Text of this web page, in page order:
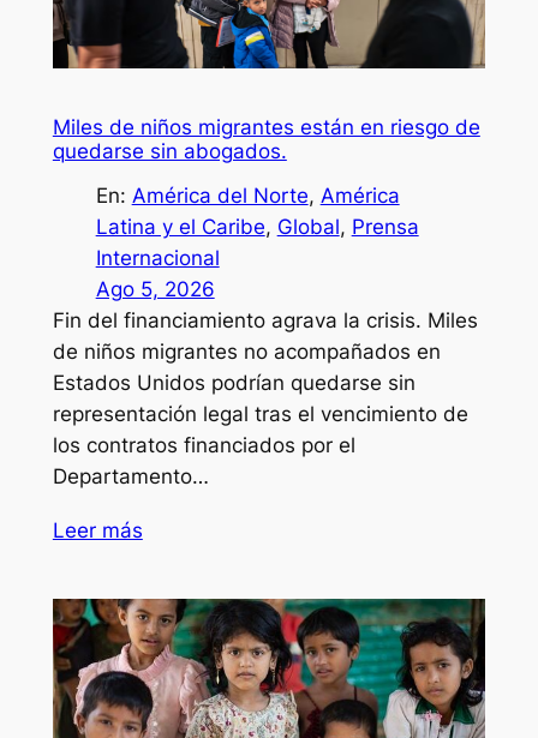
Miles de niños migrantes están en riesgo de
quedarse sin abogados.
En: América del Norte, América
Latina y el Caribe, Global, Prensa
Internacional
Ago 5, 2026
Fin del financiamiento agrava la crisis. Miles
de niños migrantes no acompañados en
Estados Unidos podrían quedarse sin
representación legal tras el vencimiento de
los contratos financiados por el
Departamento…
Leer más